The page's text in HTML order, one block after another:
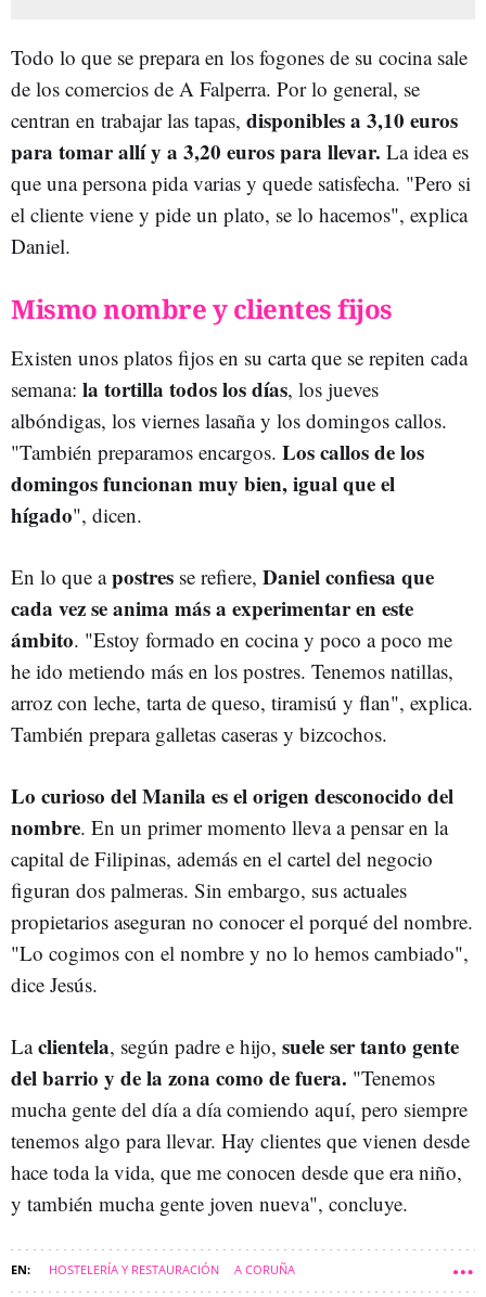
Todo lo que se prepara en los fogones de su cocina sale
de los comercios de A Falperra. Por lo general, se
centran en trabajar las tapas, disponibles a 3,10 euros
para tomar allí y a 3,20 euros para llevar. La idea es
que una persona pida varias y quede satisfecha. "Pero si
el cliente viene y pide un plato, se lo hacemos", explica
Daniel.
Mismo nombre y clientes fijos
Existen unos platos fijos en su carta que se repiten cada
semana: la tortilla todos los días, los jueves
albóndigas, los viernes lasaña y los domingos callos.
"También preparamos encargos. Los callos de los
domingos funcionan muy bien, igual que el
hígado", dicen.
En lo que apostres se refiere, Daniel confiesa que
cada vez se anima más a experimentar en este
ámbito. "Estoy formado en cocina y poco a poco me
he ido metiendo más en los postres. Tenemos natillas,
arroz con leche, tarta de queso, tiramisú y flan", explica.
También prepara galletas caseras y bizcochos.
Lo curioso del Manila es el origen desconocido del
nombre. En un primer momento lleva a pensar en la
capital de Filipinas, además en el cartel del negocio
figuran dos palmeras. Sin embargo, sus actuales
propietarios aseguran no conocer el porqué del nombre.
"Lo cogimos con el nombre y no lo hemos cambiado",
dice Jesús.
Laclientela, según padre e hijo, suele ser tanto gente
del barrio y de la zona como de fuera. "Tenemos
mucha gente del día a día comiendo aquí, pero siempre
tenemos algo para llevar. Hay clientes que vienen desde
hace toda la vida, que me conocen desde que era niño,
y también mucha gente joven nueva", concluye.
HOSTELERÍA Y RESTAURACIÓN A CORUÑA